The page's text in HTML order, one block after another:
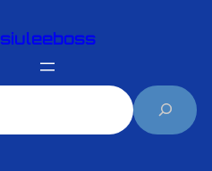
siuleeboss